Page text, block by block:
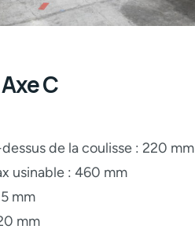
C
de la coulisse : 220 mm
usinable : 460 mm
mm
mm